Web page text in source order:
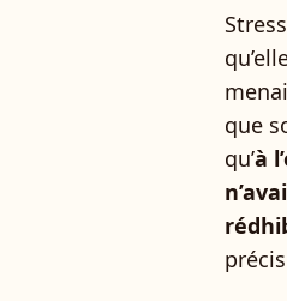
que
qu’à